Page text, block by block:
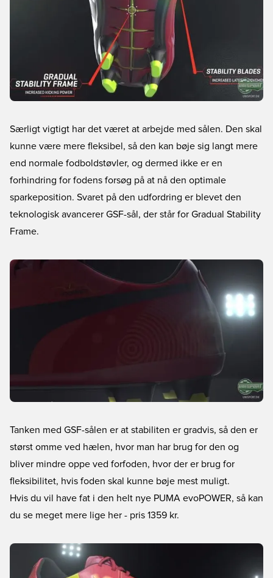
Særligt vigtigt har det været at arbejde med sålen. Den skal
kunne være mere fleksibel, så den kan bøje sig langt mere
end normale fodboldstøvler, og dermed ikke er en
forhindring for fodens forsøg på at nå den optimale
sparkeposition. Svaret på den udfordring er blevet den
teknologisk avancerer GSF-sål, der står for Gradual Stability
Frame.
Tanken med GSF-sålen er at stabiliten er gradvis, så den er
størst omme ved hælen, hvor man har brug for den og
bliver mindre oppe ved forfoden, hvor der er brug for
fleksibilitet, hvis foden skal kunne bøje mest muligt.
Hvis du vil have fat i den helt nye PUMA evoPOWER, så kan
du se meget mere lige her - pris 1359 kr.